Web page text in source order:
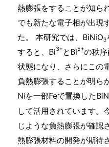
熱膨張をすることが知ら
でも新たな電子相が出現
た。 本研究では、BiNiO3
すると、Bi3+とBi5+の秩
状態になり、さらにこの
負熱膨張することが明ら
Niを一部Feで置換した
して活用されています。
じような負熱膨張が確認
熱膨張材料の開発が期待